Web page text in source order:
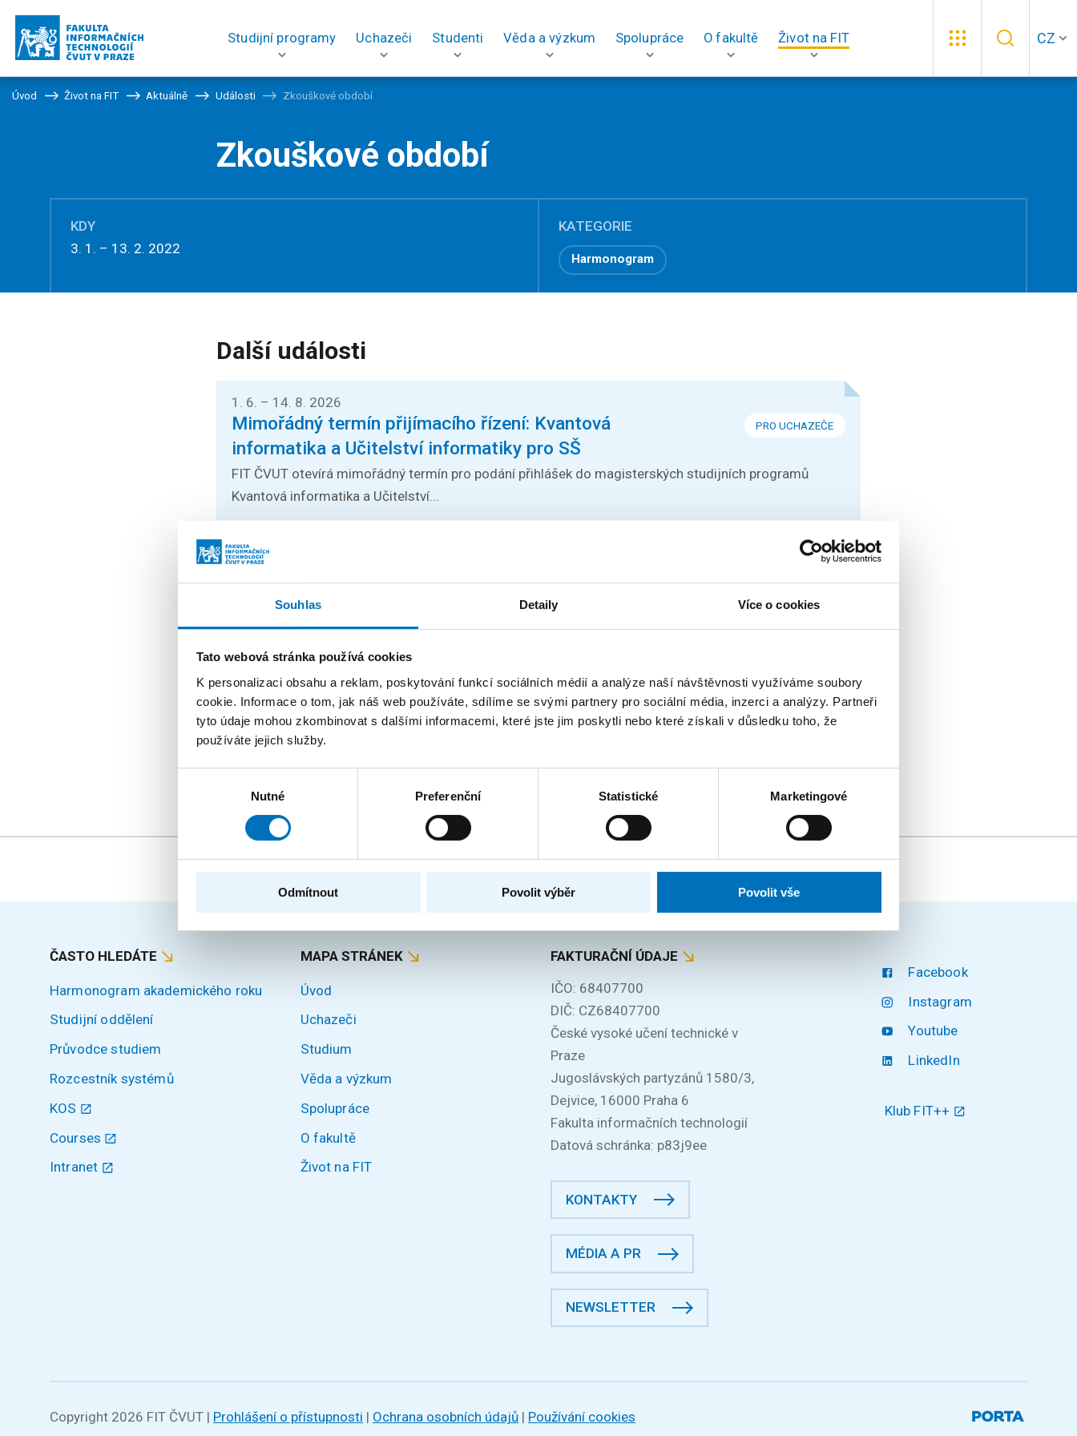
Souhlas Detaily Více o cookies
Tato webová stránka používá cookies
K personalizaci obsahu a reklam, poskytování funkcí sociálních médií a analýze naší návštěvnosti využíváme soubory
cookie. Informace o tom, jak náš web používáte, sdílíme se svými partnery pro sociální média, inzerci a analýzy. Partneři
tyto údaje mohou zkombinovat s dalšími informacemi, které jste jim poskytli nebo které získali v důsledku toho, že
používáte jejich služby.
Nutné Preferenční Statistické Marketingové
Odmítnout Povolit výběr Povolit vše
Studijní programy Uchazeči Studenti Věda a výzkum Spolupráce O fakultě Život na FIT CZ
Úvod Život na FIT Aktuálně Události Zkouškové období
Zkouškové období
KDY
3. 1. – 13. 2. 2022
KATEGORIE
Harmonogram
Další události
1. 6. – 14. 8. 2026
Mimořádný termín přijímacího řízení: Kvantová
informatika a Učitelství informatiky pro SŠ
PRO UCHAZEČE
FIT ČVUT otevírá mimořádný termín pro podání přihlášek do magisterských studijních programů
Kvantová informatika a Učitelství...
24. 8. – 26. 8. 2026
Prague Stringology Conference 2026
Přednášky zahraničních odborníků z oblasti stringologie a dalších příbuzných témat si můžete přijít
poslechnout na mezinárodní...
26. 8. – 27. 8. 2026
Summer Stringmasters 2026 KONFERENCE
StringMasters sdružuje výzkumné pracovníky v oblasti řetězcových algoritmů na všech úrovních
Bc. Veronika Dvořáková
ČASTO HLEDÁTE
Harmonogram akademického roku
Studijní oddělení
Průvodce studiem
Rozcestník systémů
KOS
Courses
Intranet
MAPA STRÁNEK
Úvod
Uchazeči
Studium
Věda a výzkum
Spolupráce
O fakultě
Život na FIT
FAKTURAČNÍ ÚDAJE
IČO: 68407700
DIČ: CZ68407700
České vysoké učení technické v
Praze
Jugoslávských partyzánů 1580/3,
Dejvice, 16000 Praha 6
Fakulta informačních technologií
Datová schránka: p83j9ee
KONTAKTY
MÉDIA A PR
NEWSLETTER
Facebook
Instagram
Youtube
LinkedIn
Klub FIT++
Copyright 2026 FIT ČVUT | Prohlášení o přístupnosti | Ochrana osobních údajů | Používání cookies